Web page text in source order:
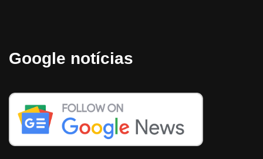
Google notícias